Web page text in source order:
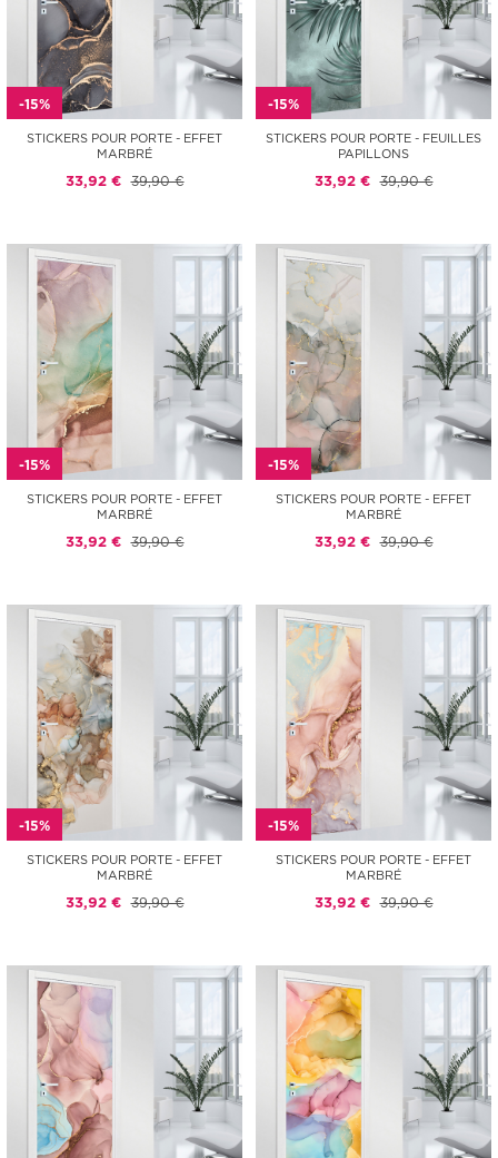
-15%
STICKERS POUR PORTE - EFFET
MARBRÉ
33,92 € 39,90 €
-15%
STICKERS POUR PORTE - FEUILLES
PAPILLONS
33,92 € 39,90 €
-15%
STICKERS POUR PORTE - EFFET
MARBRÉ
33,92 € 39,90 €
-15%
STICKERS POUR PORTE - EFFET
MARBRÉ
33,92 € 39,90 €
-15%
STICKERS POUR PORTE - EFFET
MARBRÉ
33,92 € 39,90 €
-15%
STICKERS POUR PORTE - EFFET
MARBRÉ
33,92 € 39,90 €